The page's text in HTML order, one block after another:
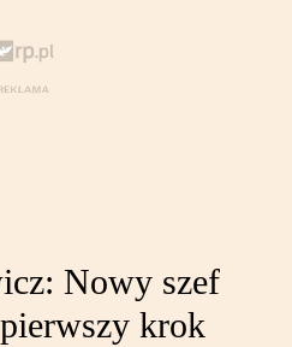
Nowy szef
krok